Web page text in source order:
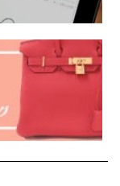
Seivson）
ースショップ
おしゃれを楽
（GANNI）